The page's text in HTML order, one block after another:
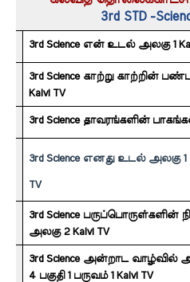
3rd STD -
3rd Science என் உடல் அலகு 1
3rd Science காற்று காற்றின்
Kalvi TV
3rd Science தாவரங்களின்
3rd Science எனது உடல் அலகு 1
TV
3rd Science பருப்பொருள்களின்
அலகு 2 Kalvi TV
3rd Science அன்றாட வாழ்வில்
4 பகுதி 1 பருவம் 1 Kalvi TV